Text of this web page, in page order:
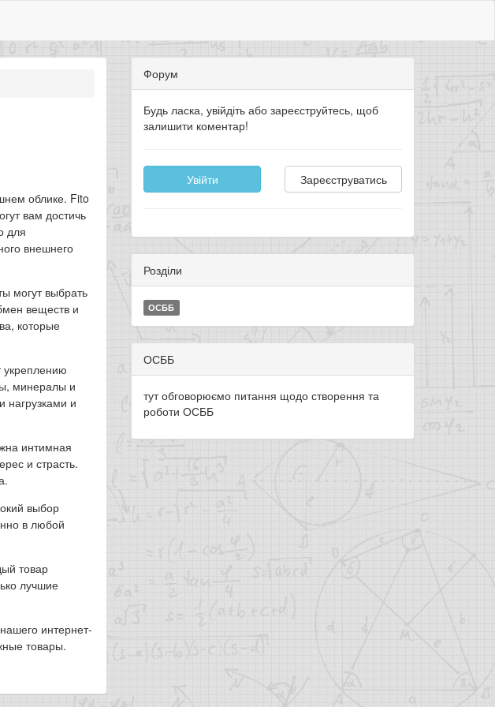
облике. Fito
вам достичь
для
внешнего
могут выбрать
веществ и
которые
укреплению
минералы и
нагрузками и
интимная
и страсть.
выбор
в любой
товар
лучшие
интернет-
товары.
Форум
Будь ласка, увійдіть або зареєструйтесь, щоб
залишити коментар!
Увійти Зареєструватись
Розділи
ОСББ
ОСББ
тут обговорюємо питання щодо створення та
роботи ОСББ